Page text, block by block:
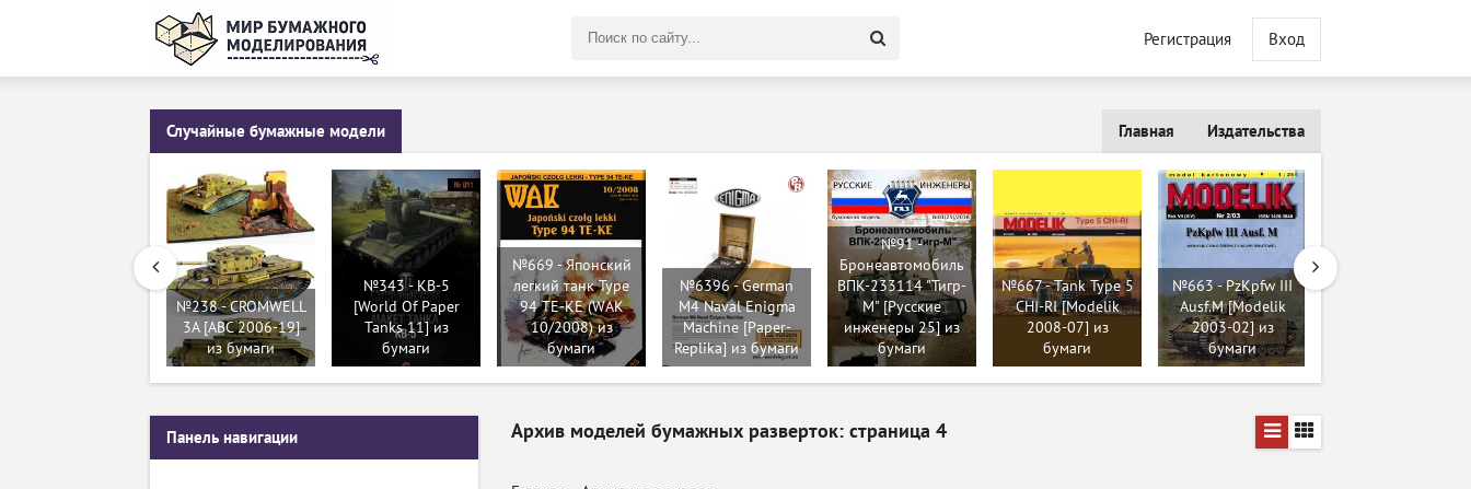
Регистрация Вход
Случайные бумажные модели Издательства
Главная
№238 - CROMWELL
3A [ABC 2006-19]
из бумаги
№343 - КВ-5
[World Of Paper
Tanks 11] из
бумаги
№669 - Японский
легкий танк Type
94 TE-KE (WAK
10/2008) из
бумаги
№6396 - German
M4 Naval Enigma
Machine [Paper-
Replika] из бумаги
№91 -
Бронеавтомобиль
ВПК-233114 "Тигр-
М" [Русские
инженеры 25] из
бумаги
№667 - Tank Type 5
CHI-RI [Modelik
2008-07] из
бумаги
№663 - PzKpfw III
Ausf.M [Modelik
2003-02] из
бумаги
№169 - Китайский
Архив моделей бумажных разверток: страница 4
Панель навигации